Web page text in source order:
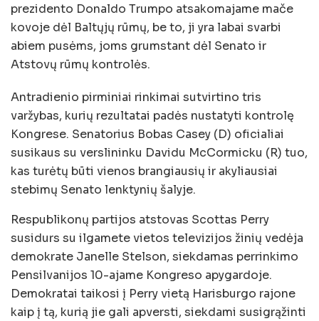
prezidento Donaldo Trumpo atsakomajame mače
kovoje dėl Baltųjų rūmų, be to, ji yra labai svarbi
abiem pusėms, joms grumstant dėl ​​Senato ir
Atstovų rūmų kontrolės.
Antradienio pirminiai rinkimai sutvirtino tris
varžybas, kurių rezultatai padės nustatyti kontrolę
Kongrese. Senatorius Bobas Casey (D) oficialiai
susikaus su verslininku Davidu McCormicku (R) tuo,
kas turėtų būti vienos brangiausių ir akyliausiai
stebimų Senato lenktynių šalyje.
Respublikonų partijos atstovas Scottas Perry
susidurs su ilgamete vietos televizijos žinių vedėja
demokrate Janelle Stelson, siekdamas perrinkimo
Pensilvanijos 10-ajame Kongreso apygardoje.
Demokratai taikosi į Perry vietą Harisburgo rajone
kaip į tą, kurią jie gali apversti, siekdami susigrąžinti